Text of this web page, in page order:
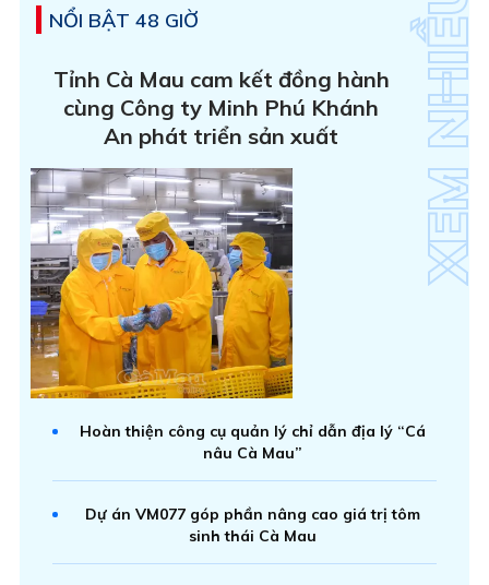
NỔI BẬT 48 GIỜ
Tỉnh Cà Mau cam kết đồng hành
cùng Công ty Minh Phú Khánh
An phát triển sản xuất
Hoàn thiện công cụ quản lý chỉ dẫn địa lý “Cá
nâu Cà Mau”
Dự án VM077 góp phần nâng cao giá trị tôm
sinh thái Cà Mau